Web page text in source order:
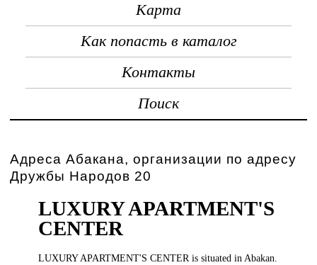
Карта
Как попасть в каталог
Контакты
Поиск
Адреса Абакана, организации по адресу
Дружбы Народов 20
LUXURY APARTMENT'S
CENTER
LUXURY APARTMENT'SCENTER is situated in Abakan.